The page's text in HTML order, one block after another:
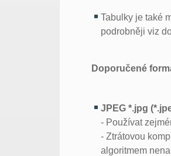
Tabulky je také
podrobněji viz
Doporučené
JPEG *.jpg
- Používat
- Ztrátovou
algoritmem